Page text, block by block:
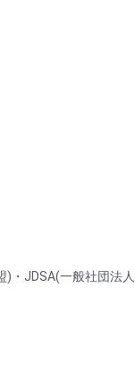
)・JDSA(一般社団